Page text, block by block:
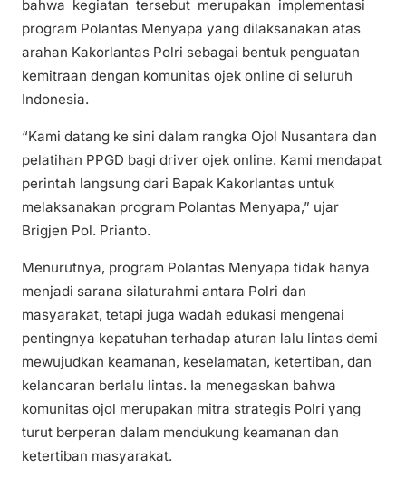
bahwa kegiatan tersebut merupakan implementasi
program Polantas Menyapa yang dilaksanakan atas
arahan Kakorlantas Polri sebagai bentuk penguatan
kemitraan dengan komunitas ojek online di seluruh
Indonesia.
“Kami datang ke sini dalam rangka Ojol Nusantara dan
pelatihan PPGD bagi driver ojek online. Kami mendapat
perintah langsung dari Bapak Kakorlantas untuk
melaksanakan program Polantas Menyapa,” ujar
Brigjen Pol. Prianto.
Menurutnya, program Polantas Menyapa tidak hanya
menjadi sarana silaturahmi antara Polri dan
masyarakat, tetapi juga wadah edukasi mengenai
pentingnya kepatuhan terhadap aturan lalu lintas demi
mewujudkan keamanan, keselamatan, ketertiban, dan
kelancaran berlalu lintas. Ia menegaskan bahwa
komunitas ojol merupakan mitra strategis Polri yang
turut berperan dalam mendukung keamanan dan
ketertiban masyarakat.